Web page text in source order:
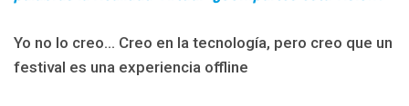
Yo no lo creo… Creo en la tecnología, pero creo que un
festival es una experiencia offline